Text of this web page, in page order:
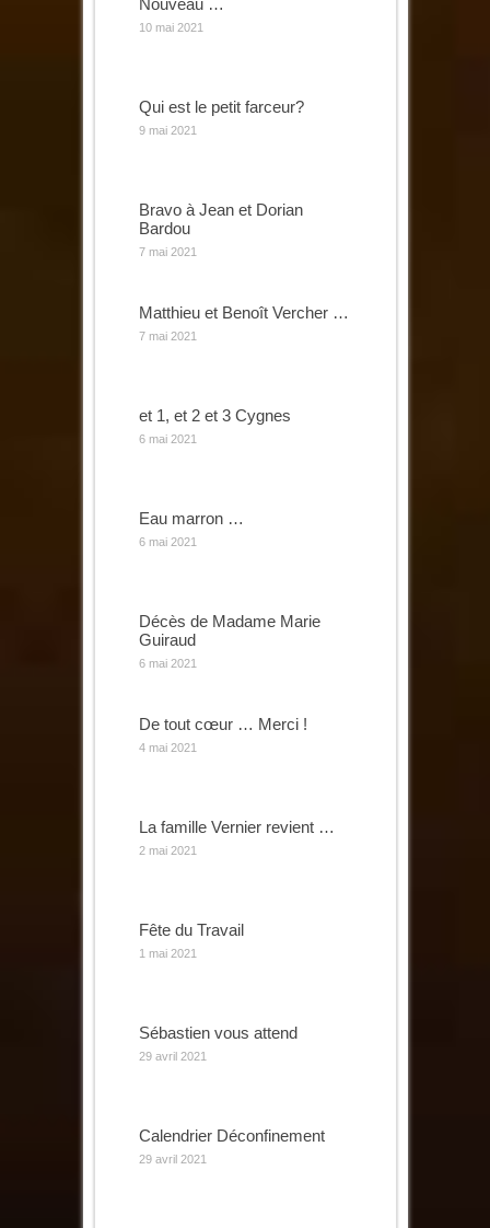
Nouveau …
10 mai 2021
Qui est le petit farceur?
9 mai 2021
Bravo à Jean et Dorian
Bardou
7 mai 2021
Matthieu et Benoît Vercher …
7 mai 2021
et 1, et 2 et 3 Cygnes
6 mai 2021
Eau marron …
6 mai 2021
Décès de Madame Marie
Guiraud
6 mai 2021
De tout cœur … Merci !
4 mai 2021
La famille Vernier revient …
2 mai 2021
Fête du Travail
1 mai 2021
Sébastien vous attend
29 avril 2021
Calendrier Déconfinement
29 avril 2021